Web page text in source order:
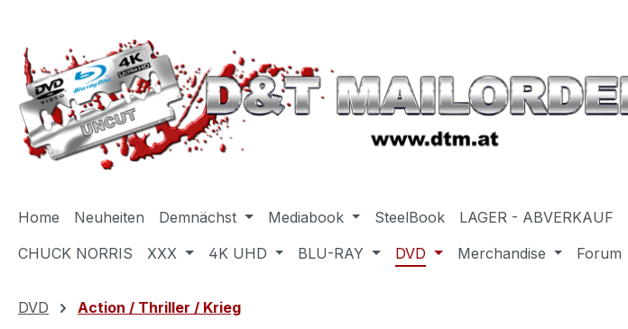
Home Neuheiten Demnächst Mediabook SteelBook LAGER - ABVERKAUF
CHUCK NORRIS
XXX 4K UHD BLU-RAY DVD Merchandise Forum
DVD Action / Thriller / Krieg